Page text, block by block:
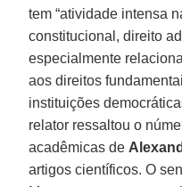
tem “atividade intensa
constitucional, direito
especialmente
aos direitos
instituições
relator ressaltou o
acadêmicas de
artigos científicos. O